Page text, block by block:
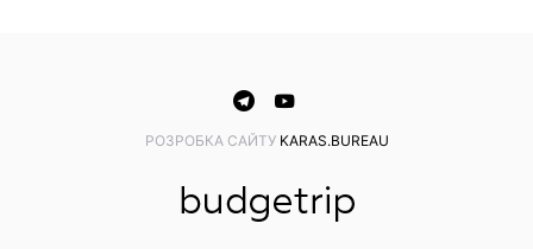
PОЗРОБКА САЙТУ KARAS.BUREAU